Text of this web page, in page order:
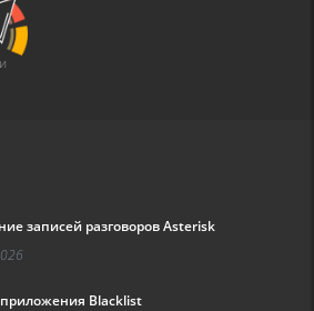
записей разговоров Asterisk
Blacklist